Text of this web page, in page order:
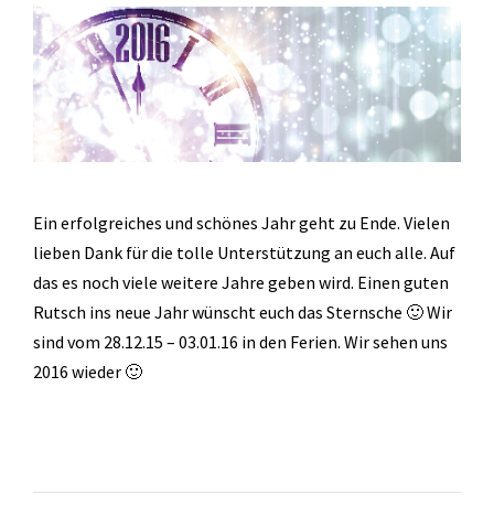
Ein erfolgreiches und schönes Jahr geht zu Ende. Vielen
lieben Dank für die tolle Unterstützung an euch alle. Auf
das es noch viele weitere Jahre geben wird. Einen guten
Rutsch ins neue Jahr wünscht euch das Sternsche 🙂 Wir
sind vom 28.12.15 – 03.01.16 in den Ferien. Wir sehen uns
2016 wieder 🙂